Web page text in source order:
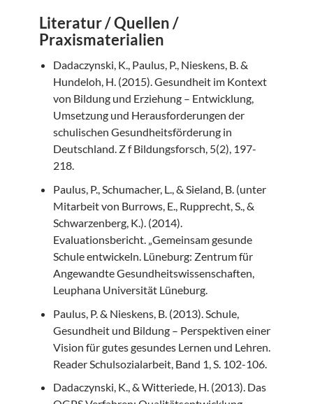
Literatur / Quellen /
Praxismaterialien
Dadaczynski, K., Paulus, P., Nieskens, B. &
Hundeloh, H. (2015). Gesundheit im Kontext
von Bildung und Erziehung – Entwicklung,
Umsetzung und Herausforderungen der
schulischen Gesundheitsförderung in
Deutschland. Z f Bildungsforsch, 5(2), 197-
218.
Paulus, P., Schumacher, L., & Sieland, B. (unter
Mitarbeit von Burrows, E., Rupprecht, S., &
Schwarzenberg, K.). (2014).
Evaluationsbericht. „Gemeinsam gesunde
Schule entwickeln. Lüneburg: Zentrum für
Angewandte Gesundheitswissenschaften,
Leuphana Universität Lüneburg.
Paulus, P. & Nieskens, B. (2013). Schule,
Gesundheit und Bildung – Perspektiven einer
Vision für gutes gesundes Lernen und Lehren.
Reader Schulsozialarbeit, Band 1, S. 102-106.
Dadaczynski, K., & Witteriede, H. (2013). Das